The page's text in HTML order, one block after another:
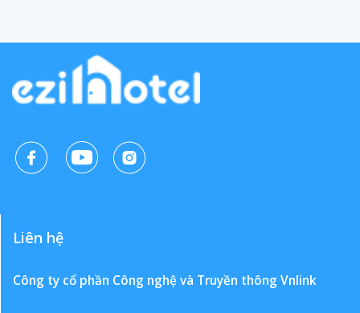
Liên hệ
Công ty cổ phần Công nghệ và Truyền thông Vnlink